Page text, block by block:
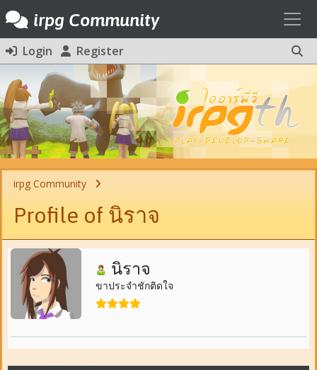
irpg Community
Login Register
irpg Community
Profile of นิราจ
นิราจ
ขาประจำชักติดใจ